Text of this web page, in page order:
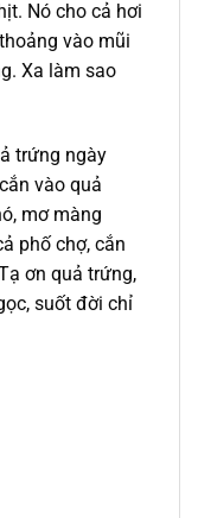
Nó cho cả hơi
vào mũi
Xa làm sao
trứng ngày
vào quả
mơ màng
phố chợ, cắn
ơn quả trứng,
suốt đời chỉ